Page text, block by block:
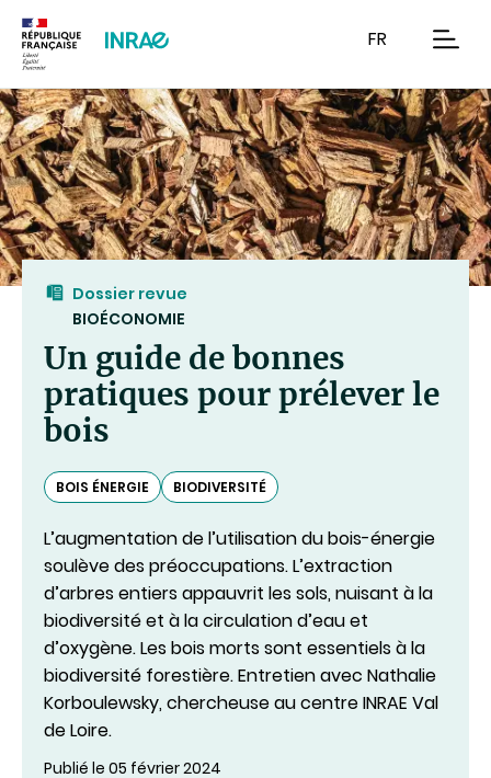
FR
Dossier revue
BIOÉCONOMIE
Un guide de bonnes
pratiques pour prélever le
bois
BOIS ÉNERGIE BIODIVERSITÉ
L’augmentation de l’utilisation du bois-énergie
soulève des préoccupations. L’extraction
d’arbres entiers appauvrit les sols, nuisant à la
biodiversité et à la circulation d’eau et
d’oxygène. Les bois morts sont essentiels à la
biodiversité forestière. Entretien avec Nathalie
Korboulewsky, chercheuse au centre INRAE Val
de Loire.
Publié le 05 février 2024